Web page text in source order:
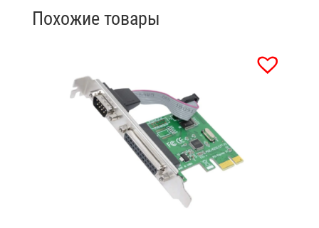
Похожие товары